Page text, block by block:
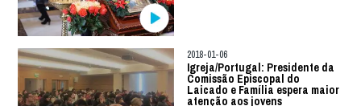
2018-01-06
Igreja/Portugal: Presidente da
Comissão Episcopal do
Laicado e Família espera maior
atenção aos jovens